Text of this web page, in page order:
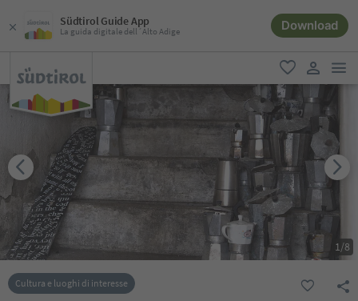
Südtirol Guide App
La guida digitale dell´Alto Adige Download
favoriti
user link
1/8
Cultura e luoghi di interesse